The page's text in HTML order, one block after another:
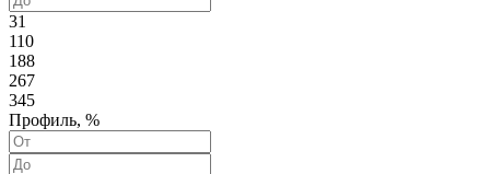
31
110
188
267
345
Профиль, %